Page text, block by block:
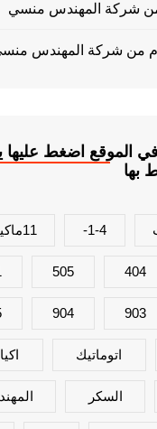
من شركة المهندس منسي
من شركة المهندس
الموقع اضغط عليها
بها
1-4- 11ماكينات
404
505
903
904
اتوماتيك
السكر